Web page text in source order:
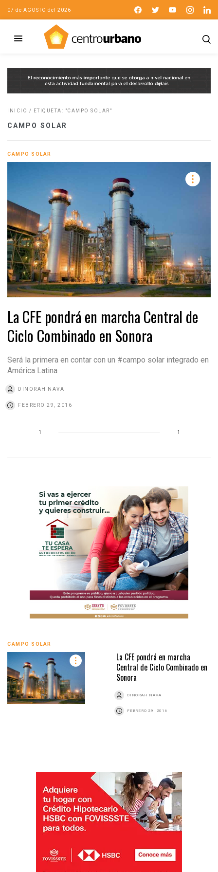
07 de AGOSTO del 2026
INICIO / ETIQUETA: "CAMPO SOLAR"
CAMPO SOLAR
CAMPO SOLAR
La CFE pondrá en marcha Central de
Ciclo Combinado en Sonora
Será la primera en contar con un #campo solar integrado en
América Latina
DINORAH NAVA
FEBRERO 29, 2016
1 1
CAMPO SOLAR
La CFE pondrá en marcha
Central de Ciclo Combinado en
Sonora
DINORAH NAVA
FEBRERO 29, 2016